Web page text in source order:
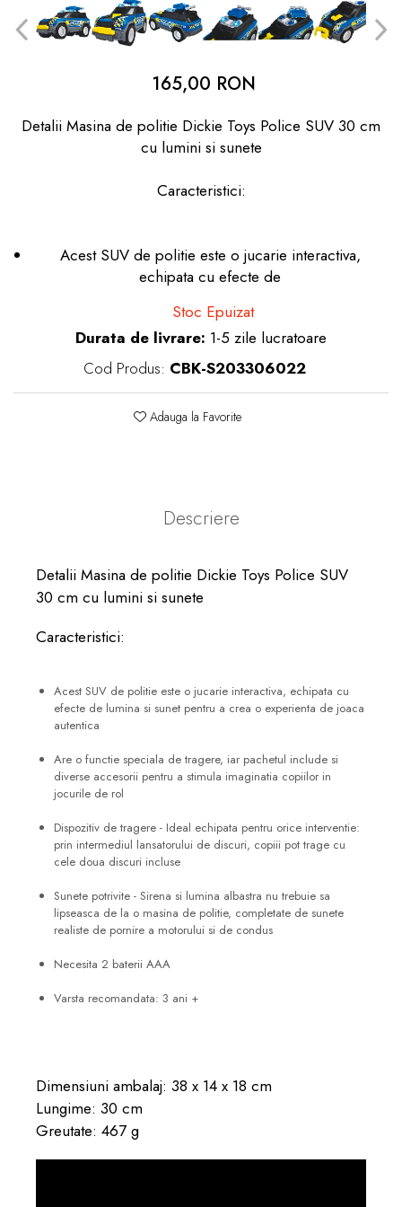
dopuri de urechi
Produse îngrijire copii
165,00 RON
Detalii Masina de politie Dickie Toys Police SUV 30 cm
cu lumini si sunete
Caracteristici:
Acest SUV de politie este o jucarie interactiva,
echipata cu efecte de
Stoc Epuizat
Durata de livrare: 1-5 zile lucratoare
Cod Produs: CBK-S203306022
Adauga la Favorite
Descriere
Detalii Masina de politie Dickie Toys Police SUV
30 cm cu lumini si sunete
Caracteristici:
Acest SUV de politie este o jucarie interactiva, echipata cu
efecte de lumina si sunet pentru a crea o experienta de joaca
autentica
Are o functie speciala de tragere, iar pachetul include si
diverse accesorii pentru a stimula imaginatia copiilor in
jocurile de rol
Dispozitiv de tragere - Ideal echipata pentru orice interventie:
prin intermediul lansatorului de discuri, copiii pot trage cu
cele doua discuri incluse
Sunete potrivite - Sirena si lumina albastra nu trebuie sa
lipseasca de la o masina de politie, completate de sunete
realiste de pornire a motorului si de condus
Necesita 2 baterii AAA
Varsta recomandata: 3 ani +
Dimensiuni ambalaj: 38 x 14 x 18 cm
Lungime: 30 cm
Greutate: 467 g